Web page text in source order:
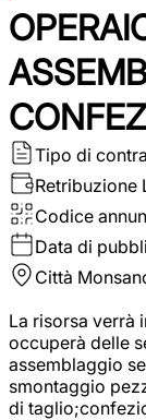
Tipo di
Retribuzione
Codice
Data di
Città
La risorsa verrà
occuperà delle
assemblaggio
smontaggio
di